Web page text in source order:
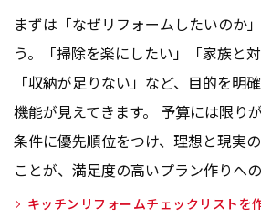
まずは「なぜリフォームしたいのか
う。「掃除を楽にしたい」「家族と
「収納が足りない」など、目的を明
機能が見えてきます。 予算には限り
条件に優先順位をつけ、理想と現実
ことが、満足度の高いプラン作りへの
キッチンリフォームチェックリストを